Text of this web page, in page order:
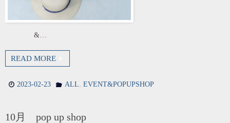
&…
READ MORE
2023-02-23 ALL, EVENT&POPUPSHOP
10月 pop up shop